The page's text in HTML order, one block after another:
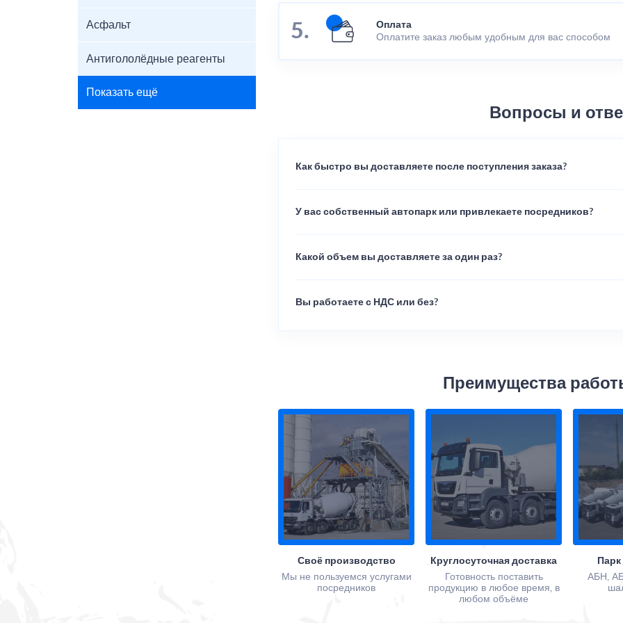
Асфальт
Антигололёдные реагенты
Показать ещё
Оплата
Оплатите заказ любым удобным для вас способом
Вопросы и
Как быстро вы доставляете после поступления заказа?
У вас собственный автопарк или привлекаете посредников?
Какой объем вы доставляете за один раз?
Вы работаете с НДС или без?
Преимущества
Своё производство
Мы не пользуемся услугами
посредников
Круглосуточная доставка
Готовность поставить
продукцию в любое время, в
любом объёме
АБН,